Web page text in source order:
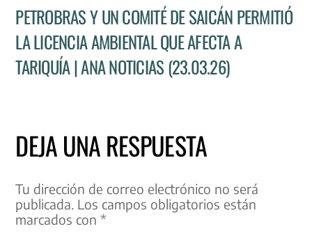
PETROBRAS Y UN COMITÉ DE SAICÁN PERMITIÓ
LA LICENCIA AMBIENTAL QUE AFECTA A
TARIQUÍA | ANA NOTICIAS (23.03.26)
DEJA UNA RESPUESTA
Tu dirección de correo electrónico no será
publicada. Los campos obligatorios están
marcados con*